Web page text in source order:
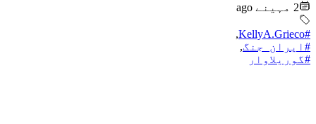
2 مہینے ago
#KellyA.Grieco
,
#ایران_جنگ,
#گوریلاوار